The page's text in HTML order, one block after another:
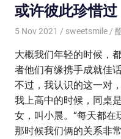
或许彼此珍惜
5 Nov 2021 sweetsmile
大概我们年轻的时候，
者他们有缘携手成就佳
不过，我认识的这一对
我上高中的时候，同桌
女，叫小晨。“每天都在
那时候我们俩的关系非